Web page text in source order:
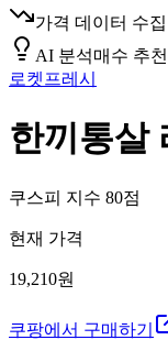
가격 데이터 수
AI 분석매수 추천
로켓프레시
한끼통살
쿠스피 지수 80점
현재 가격
19,210원
쿠팡에서 구매하기